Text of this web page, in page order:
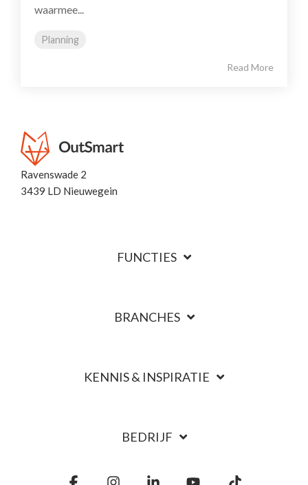
waarmee...
Planning
Read More
Ravenswade 2
3439 LD Nieuwegein
FUNCTIES
BRANCHES
KENNIS & INSPIRATIE
BEDRIJF